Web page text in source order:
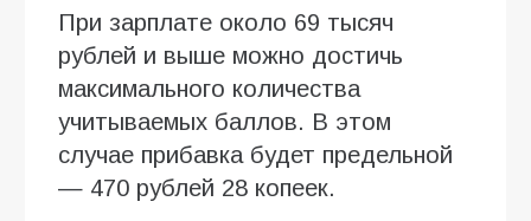
При зарплате около 69 тысяч
рублей и выше можно достичь
максимального количества
учитываемых баллов. В этом
случае прибавка будет предельной
— 470 рублей 28 копеек.